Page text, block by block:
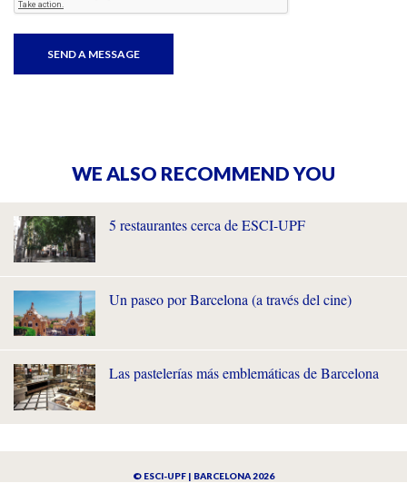
WE ALSO RECOMMEND YOU
5 restaurantes cerca de ESCI-UPF
Un paseo por Barcelona (a través del cine)
Las pastelerías más emblemáticas de Barcelona
© ESCI-UPF | BARCELONA 2026